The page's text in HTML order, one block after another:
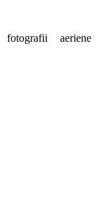
aeriene